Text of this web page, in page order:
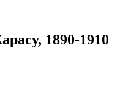
1890-1910